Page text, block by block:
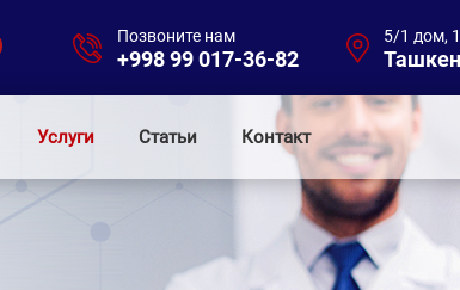
Позвоните нам
+998 99 017-36-82
5/1 дом,
Услуги Статьи Контакт